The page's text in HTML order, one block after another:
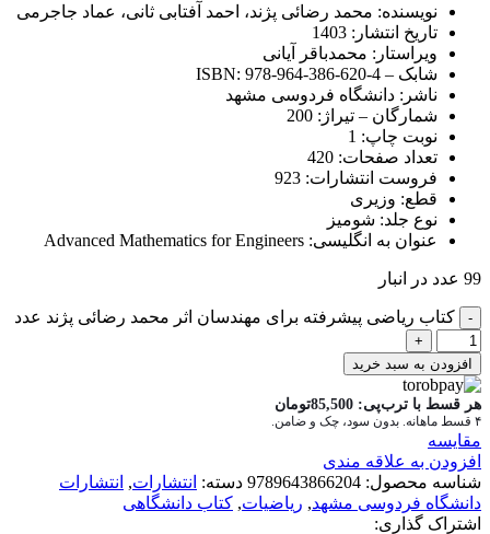
نویسنده: محمد رضائی پژند، احمد آفتابی ثانی، عماد جاجرمی
تاریخ انتشار: 1403
ویراستار: محمدباقر آیانی
شابک – ISBN: 978-964-386-620-4
ناشر: دانشگاه فردوسی مشهد
شمارگان – تیراژ: 200
نوبت چاپ: 1
تعداد صفحات: 420
فروست انتشارات: 923
قطع: وزیری
نوع جلد: شومیز
عنوان به انگلیسی: Advanced Mathematics for Engineers
99 عدد در انبار
کتاب ریاضی پیشرفته برای مهندسان اثر محمد رضائی پژند عدد
افزودن به سبد خرید
هر قسط با ترب‌پی: 85,500تومان
۴ قسط ماهانه. بدون سود، چک و ضامن.
مقايسه
افزودن به علاقه مندی
شناسه محصول: 9789643866204 دسته: انتشارات, انتشارات
دانشگاه فردوسی مشهد, ریاضیات, کتاب دانشگاهی
اشتراک گذاری: